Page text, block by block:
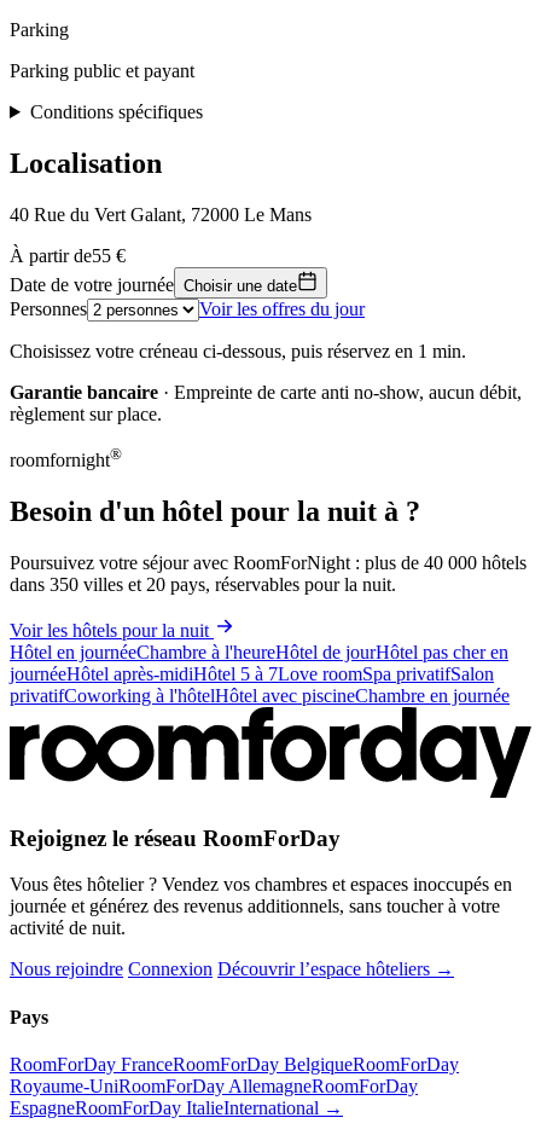
Parking
Parking public et payant
Conditions spécifiques
Localisation
40 Rue du Vert Galant, 72000 Le Mans
55 €
+
−
À partir de55 €
Date de votre journée Choisir une date
Personnes Voir les offres du jour
Choisissez votre créneau ci-dessous, puis réservez en 1 min.
Garantie bancaire · Empreinte de carte anti no-show, aucun débit,
règlement sur place.
roomfornight®
Besoin d'un hôtel pour la nuit à ?
Poursuivez votre séjour avec RoomForNight : plus de 40 000 hôtels
dans 350 villes et 20 pays, réservables pour la nuit.
Voir les hôtels pour la nuit
Hôtel en journéeChambre à l'heureHôtel de jourHôtel pas cher en
journéeHôtel après-midiHôtel 5 à 7Love roomSpa privatifSalon
privatifCoworking à l'hôtelHôtel avec piscineChambre en journée
Rejoignez le réseau RoomForDay
Vous êtes hôtelier ? Vendez vos chambres et espaces inoccupés en
journée et générez des revenus additionnels, sans toucher à votre
activité de nuit.
Nous rejoindre Connexion Découvrir l’espace hôteliers →
Pays
RoomForDay FranceRoomForDay BelgiqueRoomForDay
Royaume-UniRoomForDay AllemagneRoomForDay
EspagneRoomForDay ItalieInternational →